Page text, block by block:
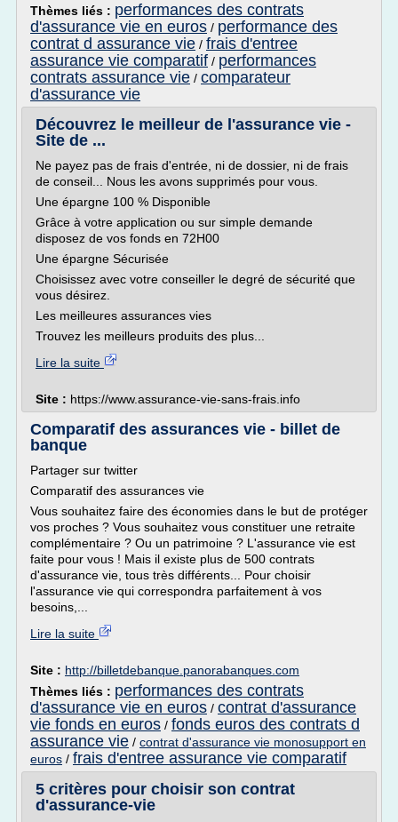
Thèmes liés : performances des contrats
d'assurance vie en euros / performance des
contrat d assurance vie / frais d'entree
assurance vie comparatif / performances
contrats assurance vie / comparateur
d'assurance vie
Découvrez le meilleur de l'assurance vie -
Site de ...
Ne payez pas de frais d'entrée, ni de dossier, ni de frais
de conseil... Nous les avons supprimés pour vous.
Une épargne 100 % Disponible
Grâce à votre application ou sur simple demande
disposez de vos fonds en 72H00
Une épargne Sécurisée
Choisissez avec votre conseiller le degré de sécurité que
vous désirez.
Les meilleures assurances vies
Trouvez les meilleurs produits des plus...
Lire la suite
Site : https://www.assurance-vie-sans-frais.info
Comparatif des assurances vie - billet de
banque
Partager sur twitter
Comparatif des assurances vie
Vous souhaitez faire des économies dans le but de protéger
vos proches ? Vous souhaitez vous constituer une retraite
complémentaire ? Ou un patrimoine ? L'assurance vie est
faite pour vous ! Mais il existe plus de 500 contrats
d'assurance vie, tous très différents... Pour choisir
l'assurance vie qui correspondra parfaitement à vos
besoins,...
Lire la suite
Site : http://billetdebanque.panorabanques.com
Thèmes liés : performances des contrats
d'assurance vie en euros / contrat d'assurance
vie fonds en euros / fonds euros des contrats d
assurance vie / contrat d'assurance vie monosupport en
euros / frais d'entree assurance vie comparatif
5 critères pour choisir son contrat
d'assurance-vie